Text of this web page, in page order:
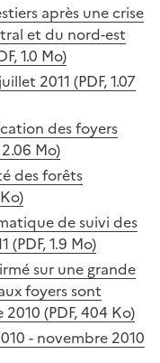
après une crise
et du nord-est
1.0 Mo)
2011 (PDF, 1.07
des foyers
Mo)
des forêts
de suivi des
1.9 Mo)
sur une grande
foyers sont
(PDF, 404 Ko)
- novembre 2010